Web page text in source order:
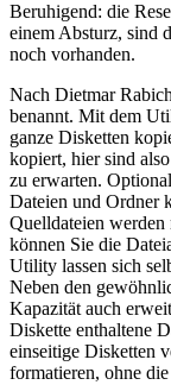
Beruhigend: die
einem Absturz, sind
noch vorhanden.
Nach Dietmar
benannt. Mit dem
ganze Disketten
kopiert, hier sind
zu erwarten.
Dateien und Ordner
Quelldateien
können Sie die
Utility lassen sich
Neben den
Kapazität auch
Diskette enthaltene
einseitige Disketten
formatieren, ohne